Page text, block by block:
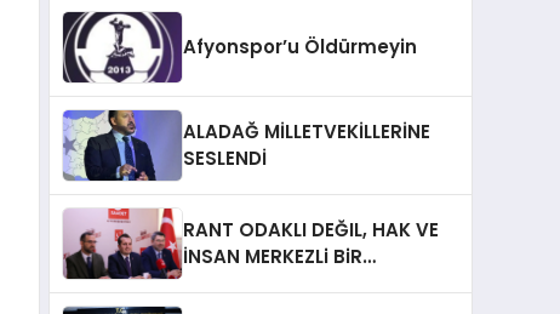
Afyonspor’u Öldürmeyin
ALADAĞ MİLLETVEKİLLERİNE
SESLENDİ
RANT ODAKLI DEĞIL, HAK VE
İNSAN MERKEZLi BiR